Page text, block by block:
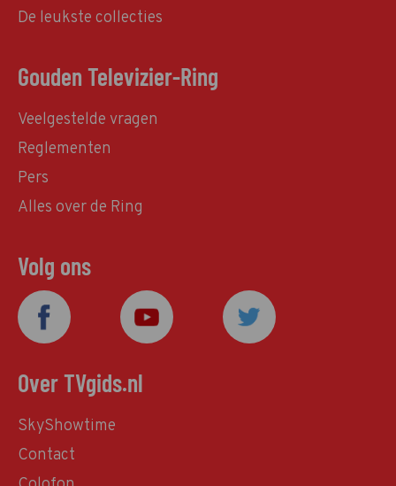
De leukste collecties
Gouden Televizier-Ring
Veelgestelde vragen
Reglementen
Pers
Alles over de Ring
Volg ons
Over TVgids.nl
SkyShowtime
Contact